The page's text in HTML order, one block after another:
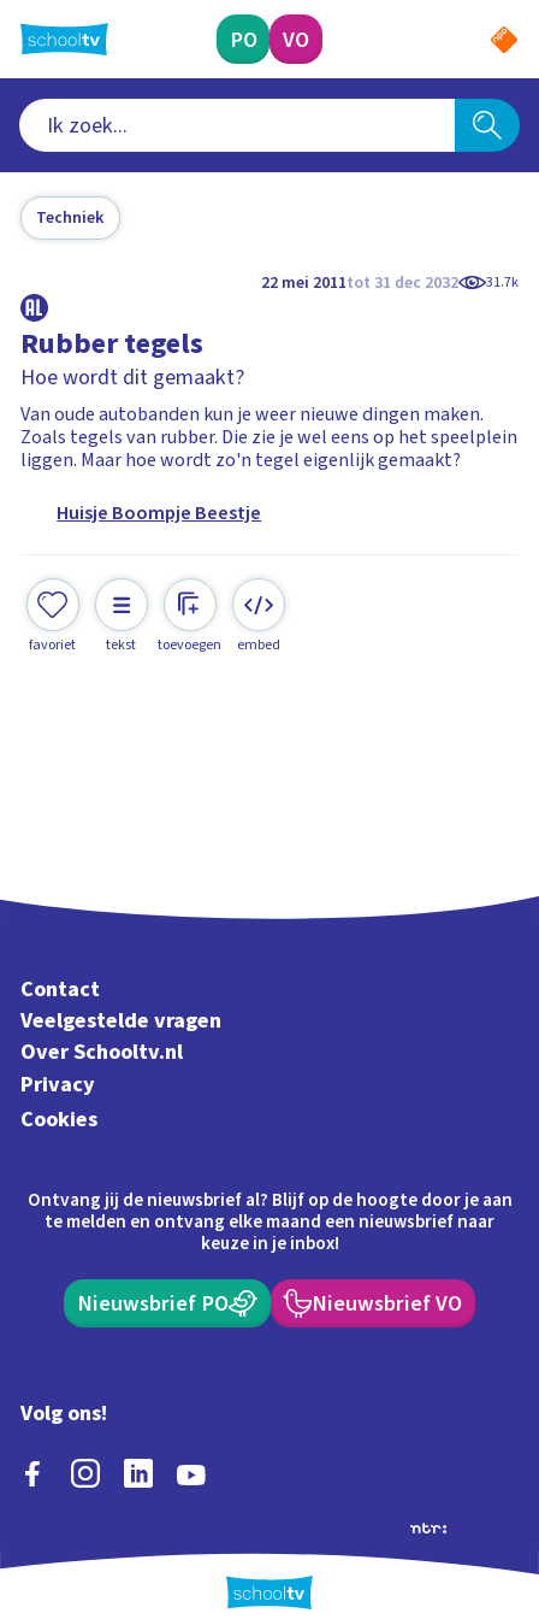
naar
hoofdinhoud
PO VO
Techniek
22 mei 2011tot 31 dec 2032 31.7k
Rubber tegels
Hoe wordt dit gemaakt?
Van oude autobanden kun je weer nieuwe dingen maken.
Zoals tegels van rubber. Die zie je wel eens op het speelplein
liggen. Maar hoe wordt zo'n tegel eigenlijk gemaakt?
Huisje Boompje Beestje
favoriet tekst toevoegen embed
Contact
Veelgestelde vragen
Over Schooltv.nl
Privacy
Cookies
Ontvang jij de nieuwsbrief al? Blijf op de hoogte door je aan
te melden en ontvang elke maand een nieuwsbrief naar
keuze in je inbox!
Nieuwsbrief PO Nieuwsbrief VO
Volg ons!